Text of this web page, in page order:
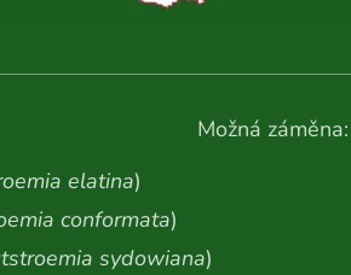
Možná záměna:
elatina)
conformata)
sydowiana)